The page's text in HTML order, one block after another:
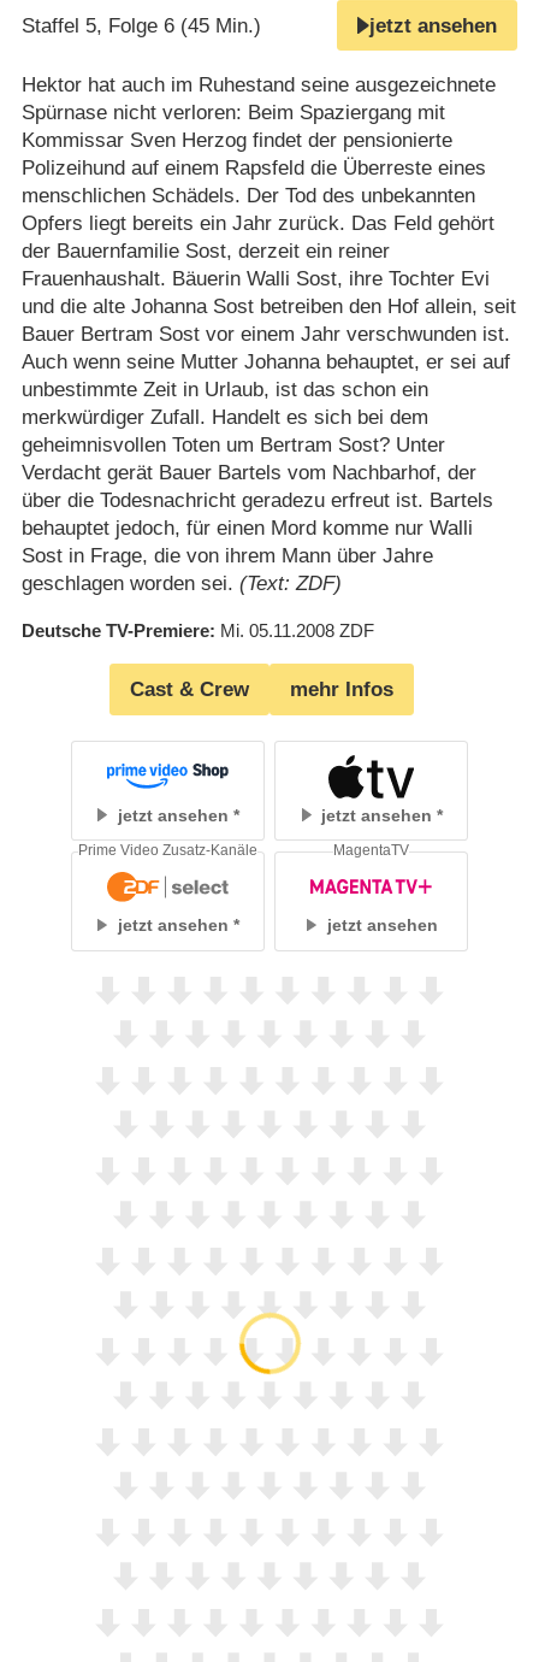
Staffel 5, Folge 6 (45 Min.) jetzt ansehen
Hektor hat auch im Ruhestand seine ausgezeichnete
Spürnase nicht verloren: Beim Spaziergang mit
Kommissar Sven Herzog findet der pensionierte
Polizeihund auf einem Rapsfeld die Überreste eines
menschlichen Schädels. Der Tod des unbekannten
Opfers liegt bereits ein Jahr zurück. Das Feld gehört
der Bauernfamilie Sost, derzeit ein reiner
Frauenhaushalt. Bäuerin Walli Sost, ihre Tochter Evi
und die alte Johanna Sost betreiben den Hof allein, seit
Bauer Bertram Sost vor einem Jahr verschwunden ist.
Auch wenn seine Mutter Johanna behauptet, er sei auf
unbestimmte Zeit in Urlaub, ist das schon ein
merkwürdiger Zufall. Handelt es sich bei dem
geheimnisvollen Toten um Bertram Sost? Unter
Verdacht gerät Bauer Bartels vom Nachbarhof, der
über die Todesnachricht geradezu erfreut ist. Bartels
behauptet jedoch, für einen Mord komme nur Walli
Sost in Frage, die von ihrem Mann über Jahre
geschlagen worden sei. (Text: ZDF)
Deutsche TV-Premiere Mi. 05.11.2008 ZDF
Cast & Crew mehr Infos
jetzt ansehen jetzt ansehen
jetzt ansehen
Prime Video Zusatz-Kanäle
jetzt ansehen
MagentaTV